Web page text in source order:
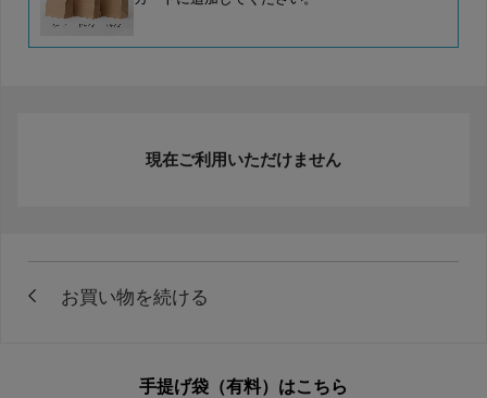
現在ご利用いただけません
手提げ袋（有料）はこちら